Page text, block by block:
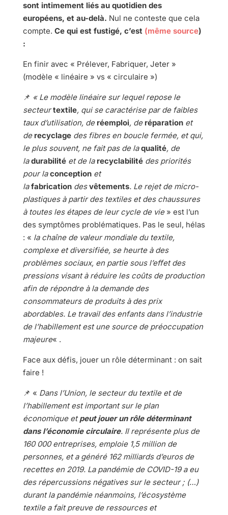
sont intimement liés au quotidien des
européens, et au-delà. Nul ne conteste que cela
compte. Ce qui est fustigé, c’est (même source)
:
En finir avec « Prélever, Fabriquer, Jeter »
(modèle « linéaire » vs « circulaire »)
📌 « Le modèle linéaire sur lequel repose le
secteurtextile, qui se caractérise par de faibles
taux d’utilisation, de réemploi, de réparationet
de recyclagedes fibres en boucle fermée, et qui,
le plus souvent, ne fait pas de laqualité, de
ladurabilitéet de la recyclabilitédes priorités
pour laconceptionet
lafabricationdesvêtements. Le rejet de micro-
plastiques à partir des textiles et des chaussures
à toutes les étapes de leur cycle de vie» est l’un
des symptômes problématiques. Pas le seul, hélas
: « la chaîne de valeur mondiale du textile,
complexe et diversifiée, se heurte à des
problèmes sociaux, en partie sous l’effet des
pressions visant à réduire les coûts de production
afin de répondre à la demande des
consommateurs de produits à des prix
abordables. Le travail des enfants dans l’industrie
de l’habillement est une source de préoccupation
majeure« .
Face aux défis, jouer un rôle déterminant : on sait
faire !
📌 « Dans l’Union, le secteur du textile et de
l’habillement est important sur le plan
économique etpeut jouer un rôle déterminant
dans l’économie circulaire. Il représente plus de
160 000 entreprises, emploie 1,5 million de
personnes, et a généré 162 milliards d’euros de
recettes en 2019. La pandémie de COVID-19 a eu
des répercussions négatives sur le secteur ; (…)
durant la pandémie néanmoins, l’écosystème
textile a fait preuve de ressources et